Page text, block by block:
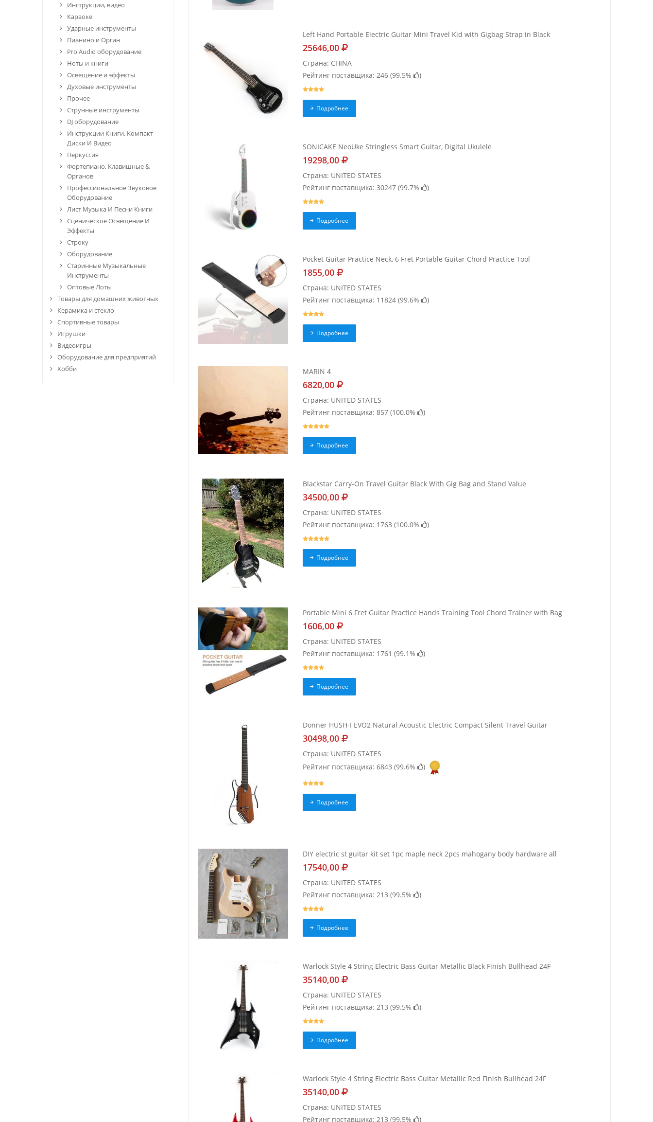
Инструкции, видео
Караоке
Ударные инструменты
Пианино и Орган
Pro Audio оборудование
Ноты и книги
Освещение и эффекты
Духовые инструменты
Прочее
Струнные инструменты
DJ оборудование
Инструкции Книги, Компакт-
Диски И Видео
Перкуссия
Фортепиано, Клавишные &
Органов
Профессиональное Звуковое
Оборудование
Лист Музыка И Песни Книги
Сценическое Освещение И
Эффекты
Строку
Оборудование
Старинные Музыкальные
Инструменты
Оптовые Лоты
Товары для домашних животных
Керамика и стекло
Спортивные товары
Игрушки
Видеоигры
Оборудование для предприятий
Хобби
Left Hand Portable Electric Guitar Mini Travel Kid with Gigbag Strap in Black
25646,00
Страна: CHINA
Рейтинг поставщика: 246 (99.5% )
Подробнее
SONICAKE NeoUke Stringless Smart Guitar, Digital Ukulele
19298,00
Страна: UNITED STATES
Рейтинг поставщика: 30247 (99.7% )
Подробнее
Pocket Guitar Practice Neck, 6 Fret Portable Guitar Chord Practice Tool
1855,00
Страна: UNITED STATES
Рейтинг поставщика: 11824 (99.6% )
Подробнее
MARIN 4
6820,00
Страна: UNITED STATES
Рейтинг поставщика: 857 (100.0% )
Подробнее
Blackstar Carry-On Travel Guitar Black With Gig Bag and Stand Value
34500,00
Страна: UNITED STATES
Рейтинг поставщика: 1763 (100.0% )
Подробнее
Portable Mini 6 Fret Guitar Practice Hands Training Tool Chord Trainer with Bag
1606,00
Страна: UNITED STATES
Рейтинг поставщика: 1761 (99.1% )
Подробнее
Donner HUSH-I EVO2 Natural Acoustic Electric Compact Silent Travel Guitar
30498,00
Страна: UNITED STATES
Рейтинг поставщика: 6843 (99.6% )
Подробнее
DIY electric st guitar kit set 1pc maple neck 2pcs mahogany body hardware all
17540,00
Страна: UNITED STATES
Рейтинг поставщика: 213 (99.5% )
Подробнее
Warlock Style 4 String Electric Bass Guitar Metallic Black Finish Bullhead 24F
35140,00
Страна: UNITED STATES
Рейтинг поставщика: 213 (99.5% )
Подробнее
Warlock Style 4 String Electric Bass Guitar Metallic Red Finish Bullhead 24F
35140,00
Страна: UNITED STATES
Рейтинг поставщика: 213 (99.5% )